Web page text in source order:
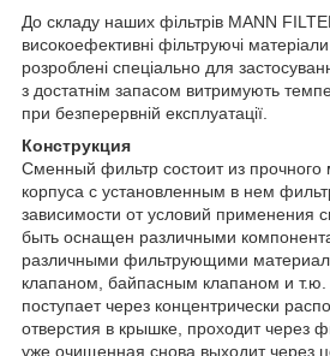
До складу наших фільтрів MANN
високоефективні фільтруючі
розроблені спеціально для
з достатнім запасом витримують
при безперервній експлуатації.
Конструкция
Сменный фильтр состоит из прочного
корпуса с установленным в нем
зависимости от условий применения
быть оснащен различными
различными фильтрующими
клапаном, байпасным клапаном и т.ю.
поступает через концентрически
отверстия в крышке, проходит через
уже очищенная снова выходит через